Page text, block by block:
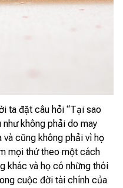
ta đặt câu hỏi “Tại sao
như không phải do may
và cũng không phải vì họ
mọi thứ theo một cách
khác và họ có những thói
cuộc đời tài chính của